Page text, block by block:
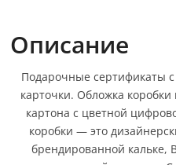
Описание
Подарочные сертификаты с
карточки. Обложка
картона с цветной
коробки — это
брендированной кальке,